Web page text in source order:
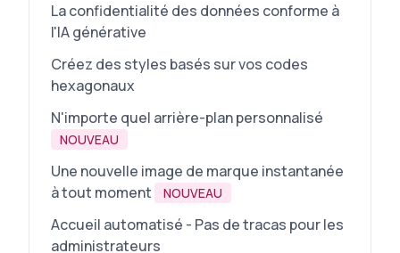
La confidentialité des données conforme à
l'IA générative
Créez des styles basés sur vos codes
hexagonaux
N'importe quel arrière-plan personnalisé
NOUVEAU
Une nouvelle image de marque instantanée
à tout moment
NOUVEAU
Accueil automatisé - Pas de tracas pour les
administrateurs